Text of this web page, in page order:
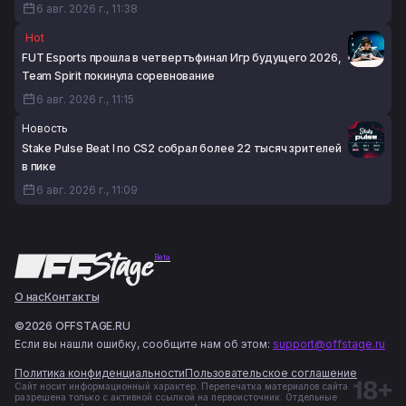
6 авг. 2026 г., 11:38
Hot
FUT Esports прошла в четвертьфинал Игр будущего 2026,
Team Spirit покинула соревнование
6 авг. 2026 г., 11:15
Новость
Stake Pulse Beat I по CS2 собрал более 22 тысяч зрителей
в пике
6 авг. 2026 г., 11:09
Beta
О насКонтакты
©2026 OFFSTAGE.RU
Если вы нашли ошибку, сообщите нам об этом: support@offstage.ru
Политика конфиденциальностиПользовательское соглашение
Сайт носит информационный характер. Перепечатка материалов сайта
разрешена только с активной ссылкой на первоисточник. Отдельные